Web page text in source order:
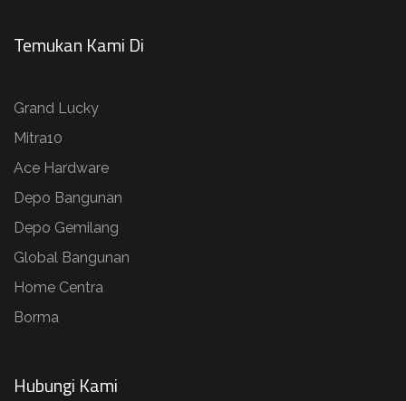
Temukan Kami Di
Grand Lucky
Mitra10
Ace Hardware
Depo Bangunan
Depo Gemilang
Global Bangunan
Home Centra
Borma
Hubungi Kami​